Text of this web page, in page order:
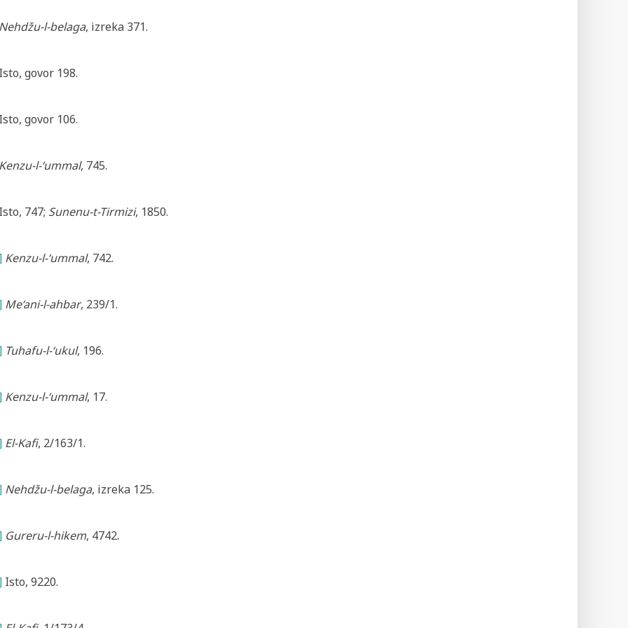
Nehdžu-l-belaga, izreka 371.
Isto, govor 198.
Isto, govor 106.
Kenzu-l-‘ummal, 745.
Isto, 747; Sunenu-t-Tirmizi, 1850.
Kenzu-l-‘ummal, 742.
Me‘ani-l-ahbar, 239/1.
Tuhafu-l-‘ukul, 196.
Kenzu-l-‘ummal, 17.
El-Kafi, 2/163/1.
Nehdžu-l-belaga, izreka 125.
Gureru-l-hikem, 4742.
Isto, 9220.